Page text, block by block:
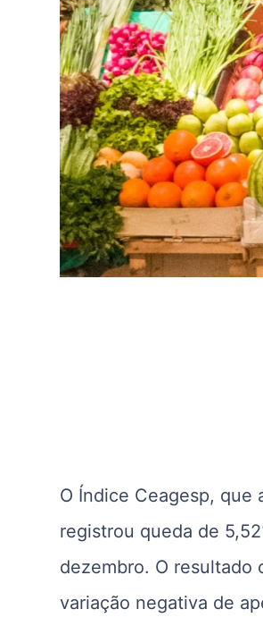
O Índice Ceagesp, que
registrou queda de
dezembro. O resultado
variação negativa de